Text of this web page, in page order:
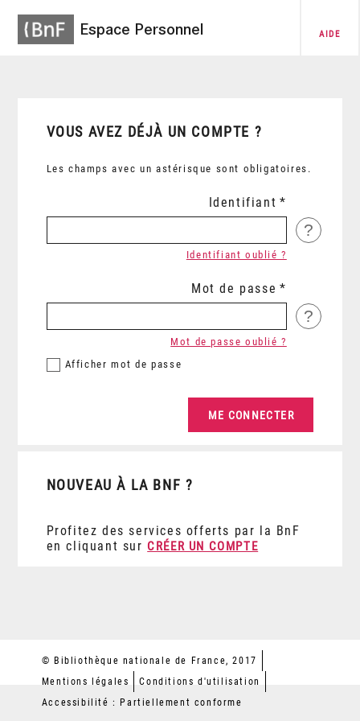
Espace Personnel AIDE
VOUS AVEZ DÉJÀ UN COMPTE ?
Les champs avec un astérisque sont obligatoires.
Identifiant
?
Identifiant oublié ?
Mot de passe
?
Afficher mot de passe
Mot de passe oublié ?
NOUVEAU À LA BNF ?
Profitez des services offerts par la BnF
en cliquant sur CRÉER UN COMPTE
© Bibliothèque nationale de France, 2017
Mentions légales
Conditions d'utilisation
Accessibilité : Partiellement conforme